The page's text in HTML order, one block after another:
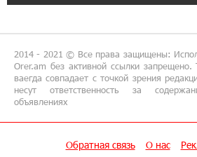
13:37:14 8-07-2026
Артем Оганов получил
госпремию Китая в
— лично от Си Цзиньпиня
12:44:34 8-07-2026
2014 - 2021 © Все права защищены:
Orer.am без активной ссылки
ваегда совпадает с точкой зрения
несут ответственность за
объявлениях
Обратная связь О нас